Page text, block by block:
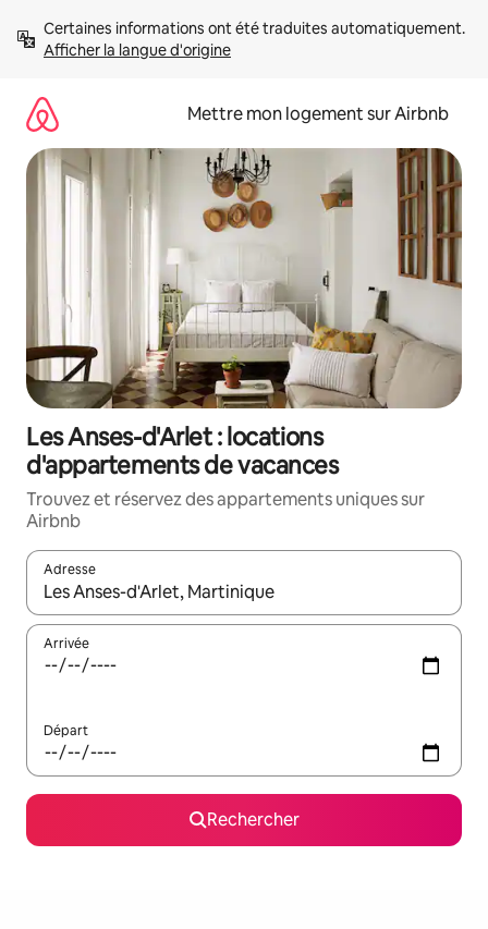
directement
Afficher la langue d'origine
Mettre mon logement sur Airbnb
Les Anses-d'Arlet : locations
d'appartements de vacances
Trouvez et réservez des appartements uniques sur
Airbnb
Adresse
Lorsque les résultats s'affichent, utilisez les flèches vers le
Arrivée
Départ
Rechercher